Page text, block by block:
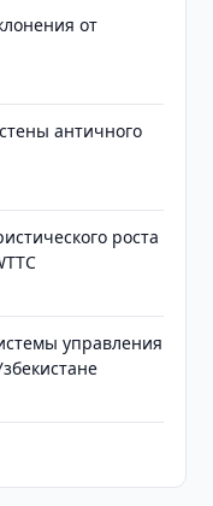
от
античного
роста
управления